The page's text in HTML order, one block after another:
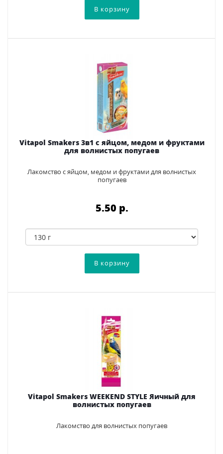
Vitapol Smakers 3в1 с яйцом, медом и фруктами
для волнистых попугаев
Лакомство с яйцом, медом и фруктами для волнистых
попугаев
5.50 p.
Vitapol Smakers WEEKEND STYLE Яичный для
волнистых попугаев
Лакомство для волнистых попугаев